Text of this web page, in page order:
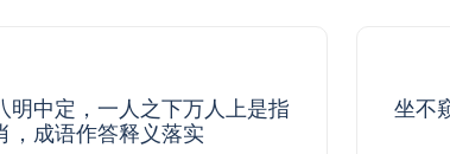
明中定，一人之下万人上是指
，成语作答释义落实
坐不